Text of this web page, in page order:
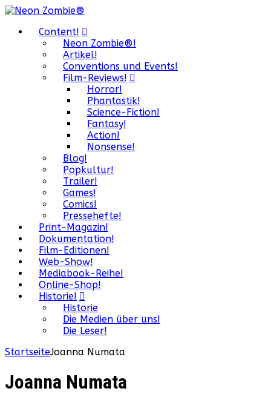
Content!
Neon Zombie®!
Artikel!
Conventions und Events!
Film-Reviews!
Horror!
Phantastik!
Science-Fiction!
Fantasy!
Action!
Nonsense!
Blog!
Popkultur!
Trailer!
Games!
Comics!
Pressehefte!
Print-Magazin!
Dokumentation!
Film-Editionen!
Web-Show!
Mediabook-Reihe!
Online-Shop!
Historie!
Historie
Die Medien über uns!
Die Leser!
StartseiteJoanna Numata
Joanna Numata